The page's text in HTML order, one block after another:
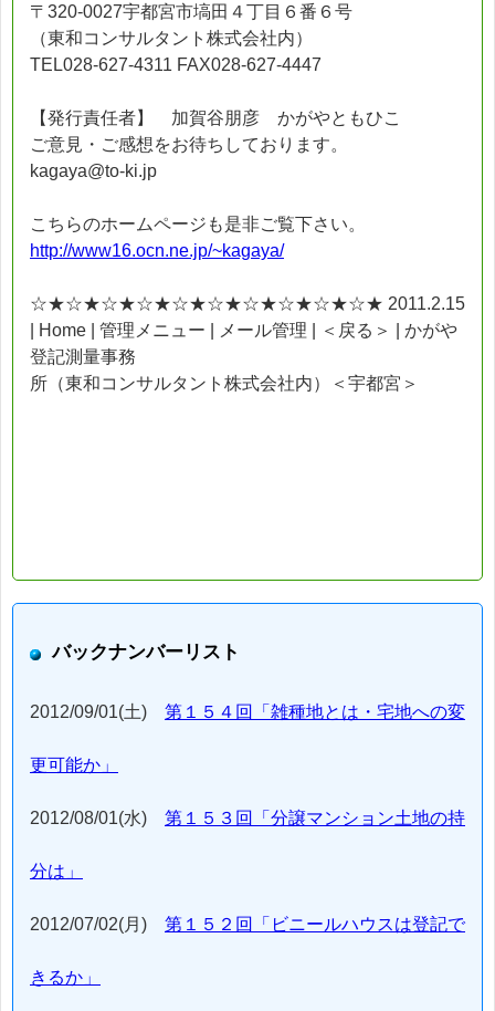
〒320-0027宇都宮市塙田４丁目６番６号
（東和コンサルタント株式会社内）
TEL028-627-4311 FAX028-627-4447
【発行責任者】 加賀谷朋彦 かがやともひこ
ご意見・ご感想をお待ちしております。
kagaya@to-ki.jp
こちらのホームページも是非ご覧下さい。
http://www16.ocn.ne.jp/~kagaya/
☆★☆★☆★☆★☆★☆★☆★☆★☆★☆★ 2011.2.15
| Home | 管理メニュー | メール管理 | ＜戻る＞ | かがや
登記測量事務
所（東和コンサルタント株式会社内）＜宇都宮＞
バックナンバーリスト
2012/09/01(土) 第１５４回「雑種地とは・宅地への変
更可能か」
2012/08/01(水) 第１５３回「分譲マンション土地の持
分は」
2012/07/02(月) 第１５２回「ビニールハウスは登記で
きるか」